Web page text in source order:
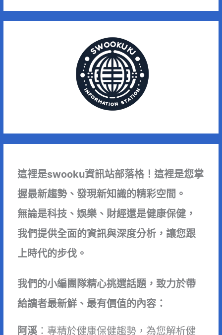
這裡是swooku資訊站部落格！這裡是您掌
握最新趨勢、發現新知識的精彩空間。
無論是科技、娛樂、財經還是健康保健，
我們提供全面的資訊與深度分析，讓您跟
上時代的步伐。
我們的小編團隊精心挑選話題，致力於帶
給讀者最新鮮、最有價值的內容：
阿溪：專精於健康保健趨勢，為您解析健